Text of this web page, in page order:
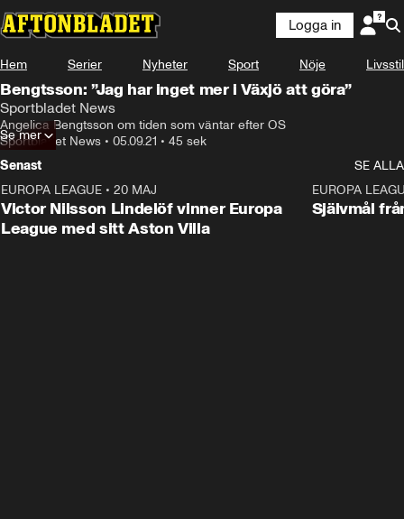
Logga in
Hem Serier Nyheter Sport Nöje Livsstil
Bengtsson: ”Jag har inget mer i Växjö att göra”
Sportbladet News
Angelica Bengtsson om tiden som väntar efter OS
Sportbladet News • 05.09.21 • 45 sek
Se mer
Senast
SE ALLA
EUROPA LEAGUE • 20 MAJ
Victor Nilsson Lindelöf vinner Europa
League med sitt Aston Villa
EUROPA
Självmål